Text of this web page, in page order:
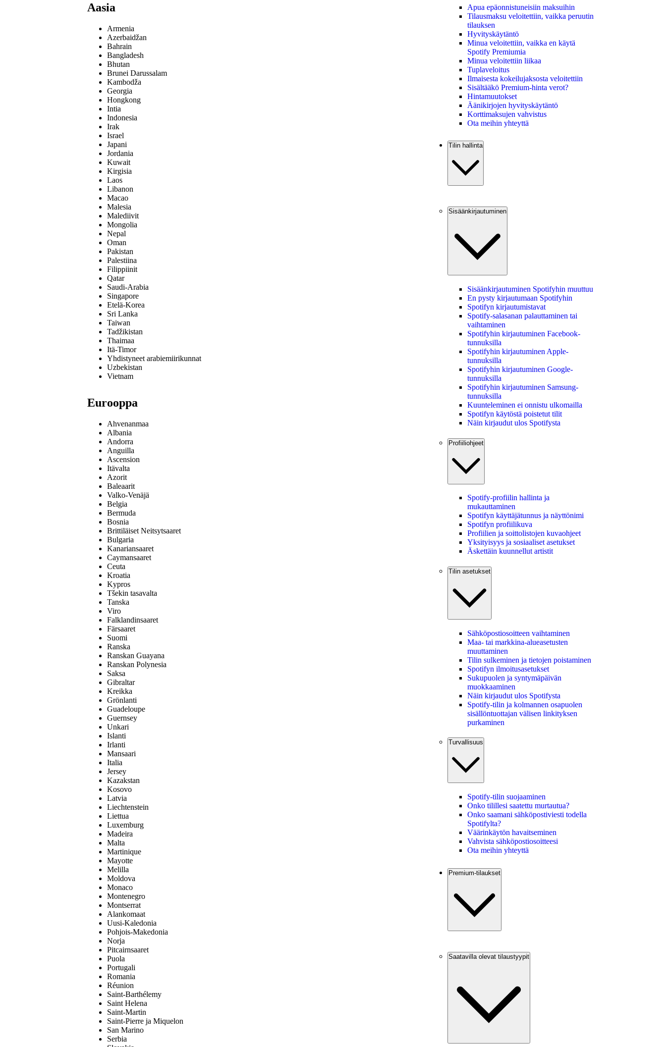
Aasia
Armenia
Azerbaidžan
Bahrain
Bangladesh
Bhutan
Brunei Darussalam
Kambodža
Georgia
Hongkong
Intia
Indonesia
Irak
Israel
Japani
Jordania
Kuwait
Kirgisia
Laos
Libanon
Macao
Malesia
Malediivit
Mongolia
Nepal
Oman
Pakistan
Palestiina
Filippiinit
Qatar
Saudi-Arabia
Singapore
Etelä-Korea
Sri Lanka
Taiwan
Tadžikistan
Thaimaa
Itä-Timor
Yhdistyneet arabiemiirikunnat
Uzbekistan
Vietnam
Eurooppa
Ahvenanmaa
Albania
Andorra
Anguilla
Ascension
Itävalta
Azorit
Baleaarit
Valko-Venäjä
Belgia
Bermuda
Bosnia
Brittiläiset Neitsytsaaret
Bulgaria
Kanariansaaret
Caymansaaret
Ceuta
Kroatia
Kypros
Tšekin tasavalta
Tanska
Viro
Falklandinsaaret
Färsaaret
Suomi
Ranska
Ranskan Guayana
Ranskan Polynesia
Saksa
Gibraltar
Kreikka
Grönlanti
Guadeloupe
Guernsey
Unkari
Islanti
Irlanti
Mansaari
Italia
Jersey
Kazakstan
Kosovo
Latvia
Liechtenstein
Liettua
Luxemburg
Madeira
Malta
Martinique
Mayotte
Melilla
Moldova
Monaco
Montenegro
Montserrat
Alankomaat
Uusi-Kaledonia
Pohjois-Makedonia
Norja
Pitcairnsaaret
Puola
Portugali
Romania
Réunion
Saint-Barthélemy
Saint Helena
Saint-Martin
Saint-Pierre ja Miquelon
San Marino
Serbia
Apua epäonnistuneisiin maksuihin
Tilausmaksu veloitettiin, vaikka peruutin
tilauksen
Hyvityskäytäntö
Minua veloitettiin, vaikka en käytä
Spotify Premiumia
Minua veloitettiin liikaa
Tuplaveloitus
Ilmaisesta kokeilujaksosta veloitettiin
Sisältääkö Premium‑hinta verot?
Hintamuutokset
Äänikirjojen hyvityskäytäntö
Korttimaksujen vahvistus
Ota meihin yhteyttä
Tilin hallinta
Sisäänkirjautuminen
Sisäänkirjautuminen Spotifyhin muuttuu
En pysty kirjautumaan Spotifyhin
Spotifyn kirjautumistavat
Spotify-salasanan palauttaminen tai
vaihtaminen
Spotifyhin kirjautuminen Facebook-
tunnuksilla
Spotifyhin kirjautuminen Apple-
tunnuksilla
Spotifyhin kirjautuminen Google-
tunnuksilla
Spotifyhin kirjautuminen Samsung-
tunnuksilla
Kuunteleminen ei onnistu ulkomailla
Spotifyn käytöstä poistetut tilit
Näin kirjaudut ulos Spotifysta
Profiiliohjeet
Spotify-profiilin hallinta ja
mukauttaminen
Spotifyn käyttäjätunnus ja näyttönimi
Spotifyn profiilikuva
Profiilien ja soittolistojen kuvaohjeet
Yksityisyys ja sosiaaliset asetukset
Äskettäin kuunnellut artistit
Tilin asetukset
Sähköpostiosoitteen vaihtaminen
Maa- tai markkina-alueasetusten
muuttaminen
Tilin sulkeminen ja tietojen poistaminen
Spotifyn ilmoitusasetukset
Sukupuolen ja syntymäpäivän
muokkaaminen
Näin kirjaudut ulos Spotifysta
Spotify-tilin ja kolmannen osapuolen
sisällöntuottajan välisen linkityksen
purkaminen
Turvallisuus
Spotify-tilin suojaaminen
Onko tilillesi saatettu murtautua?
Onko saamani sähköpostiviesti todella
Spotifylta?
Väärinkäytön havaitseminen
Vahvista sähköpostiosoitteesi
Ota meihin yhteyttä
Premium-tilaukset
Saatavilla olevat tilaustyypit